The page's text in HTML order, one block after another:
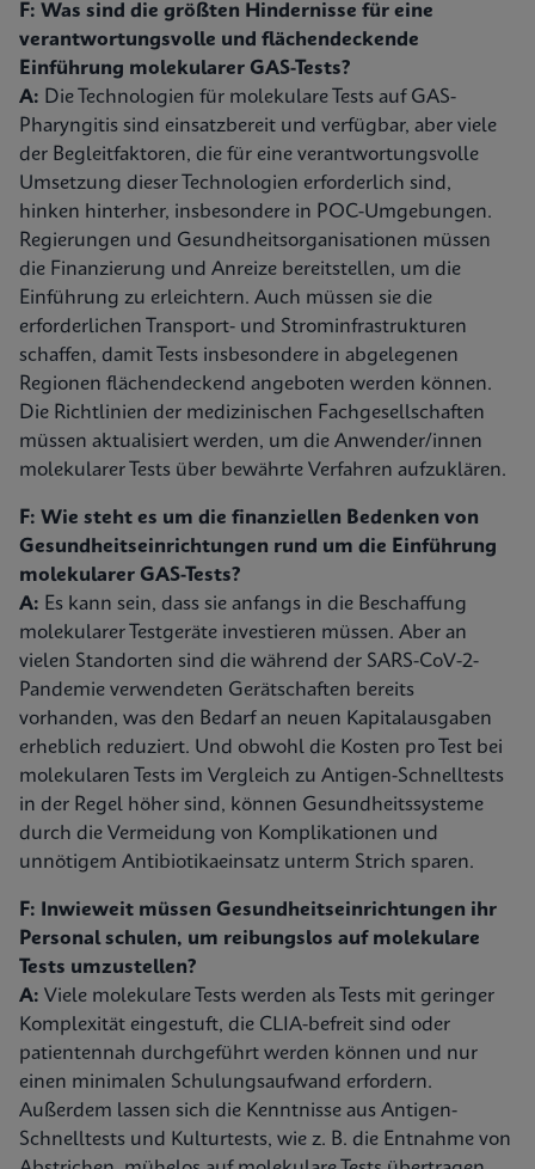
F: Was sind die größten Hindernisse für eine
verantwortungsvolle und flächendeckende
Einführung molekularer GAS-Tests?
A: Die Technologien für molekulare Tests auf GAS-
Pharyngitis sind einsatzbereit und verfügbar, aber viele
der Begleitfaktoren, die für eine verantwortungsvolle
Umsetzung dieser Technologien erforderlich sind,
hinken hinterher, insbesondere in POC-Umgebungen.
Regierungen und Gesundheitsorganisationen müssen
die Finanzierung und Anreize bereitstellen, um die
Einführung zu erleichtern. Auch müssen sie die
erforderlichen Transport- und Strominfrastrukturen
schaffen, damit Tests insbesondere in abgelegenen
Regionen flächendeckend angeboten werden können.
Die Richtlinien der medizinischen Fachgesellschaften
müssen aktualisiert werden, um die Anwender/innen
molekularer Tests über bewährte Verfahren aufzuklären.
F: Wie steht es um die finanziellen Bedenken von
Gesundheitseinrichtungen rund um die Einführung
molekularer GAS-Tests?
A: Es kann sein, dass sie anfangs in die Beschaffung
molekularer Testgeräte investieren müssen. Aber an
vielen Standorten sind die während der SARS-CoV-2-
Pandemie verwendeten Gerätschaften bereits
vorhanden, was den Bedarf an neuen Kapitalausgaben
erheblich reduziert. Und obwohl die Kosten pro Test bei
molekularen Tests im Vergleich zu Antigen-Schnelltests
in der Regel höher sind, können Gesundheitssysteme
durch die Vermeidung von Komplikationen und
unnötigem Antibiotikaeinsatz unterm Strich sparen.
F: Inwieweit müssen Gesundheitseinrichtungen ihr
Personal schulen, um reibungslos auf molekulare
Tests umzustellen?
A: Viele molekulare Tests werden als Tests mit geringer
Komplexität eingestuft, die CLIA-befreit sind oder
patientennah durchgeführt werden können und nur
einen minimalen Schulungsaufwand erfordern.
Außerdem lassen sich die Kenntnisse aus Antigen-
Schnelltests und Kulturtests, wie z. B. die Entnahme von